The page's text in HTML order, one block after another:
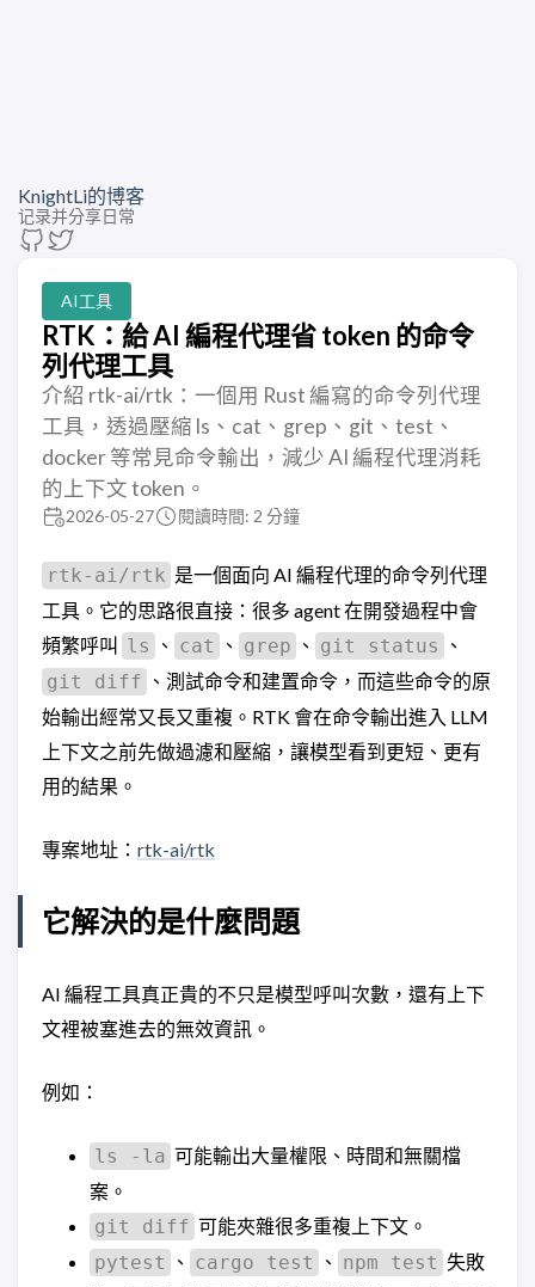
KnightLi的博客
记录并分享日常
AI工具
RTK：給 AI 編程代理省 token 的命令
列代理工具
介紹 rtk-ai/rtk：一個用 Rust 編寫的命令列代理
工具，透過壓縮 ls、cat、grep、git、test、
docker 等常見命令輸出，減少 AI 編程代理消耗
的上下文 token。
2026-05-27 閱讀時間: 2 分鐘
rtk-ai/rtk 是一個面向 AI 編程代理的命令列代理
工具。它的思路很直接：很多 agent 在開發過程中會
頻繁呼叫 ls 、 cat 、 grep 、 git status
、
git diff 、測試命令和建置命令，而這些命令的原
始輸出經常又長又重複。RTK 會在命令輸出進入 LLM
上下文之前先做過濾和壓縮，讓模型看到更短、更有
用的結果。
專案地址： rtk-ai/rtk
它解決的是什麼問題
AI 編程工具真正貴的不只是模型呼叫次數，還有上下
文裡被塞進去的無效資訊。
例如：
ls -la 可能輸出大量權限、時間和無關檔
案。
git diff 可能夾雜很多重複上下文。
pytest
、 cargo test 、 npm test 失敗